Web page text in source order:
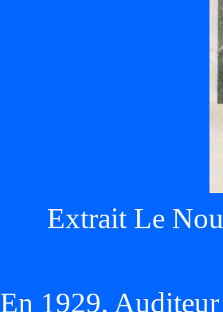
Extrait Le
En 1929, Auditeur